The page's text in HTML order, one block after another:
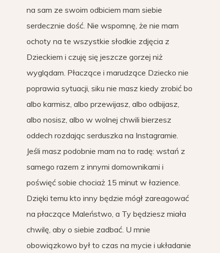
na sam ze swoim odbiciem mam siebie
serdecznie dość. Nie wspomnę, że nie mam
ochoty na te wszystkie słodkie zdjęcia z
Dzieckiem i czuję się jeszcze gorzej niż
wyglądam. Płaczące i marudzące Dziecko nie
poprawia sytuacji, siku nie masz kiedy zrobić bo
albo karmisz, albo przewijasz, albo odbijasz,
albo nosisz, albo w wolnej chwili bierzesz
oddech rozdając serduszka na Instagramie.
Jeśli masz podobnie mam na to radę: wstań z
samego razem z innymi domownikami i
poświęć sobie chociaż 15 minut w łazience.
Dzięki temu kto inny będzie mógł zareagować
na płaczące Maleństwo, a Ty będziesz miała
chwilę, aby o siebie zadbać. U mnie
obowiązkowo był to czas na mycie i układanie